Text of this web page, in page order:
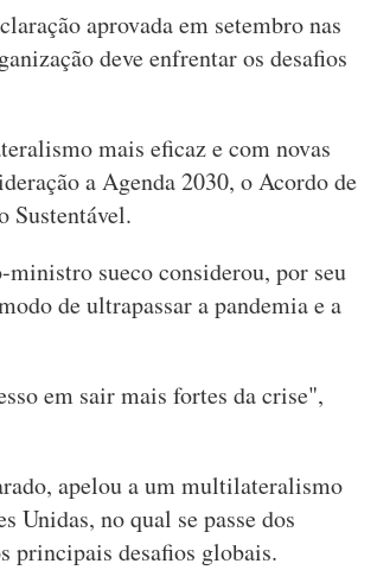
aprovada em setembro nas
deve enfrentar os desafios
mais eficaz e com novas
a Agenda 2030, o Acordo de
Sustentável.
sueco considerou, por seu
de ultrapassar a pandemia e a
em sair mais fortes da crise",
apelou a um multilateralismo
Unidas, no qual se passe dos
principais desafios globais.